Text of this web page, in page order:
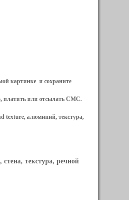
картинке и сохраните
платить или отсылать СМС.
texture, алюминий, текстура,
текстура, речной